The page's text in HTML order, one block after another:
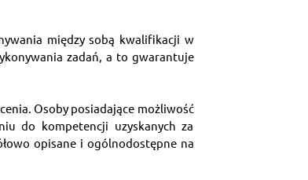
między sobą kwalifikacji w
zadań, a to gwarantuje
Osoby posiadające możliwość
do kompetencji uzyskanych za
opisane i ogólnodostępne na